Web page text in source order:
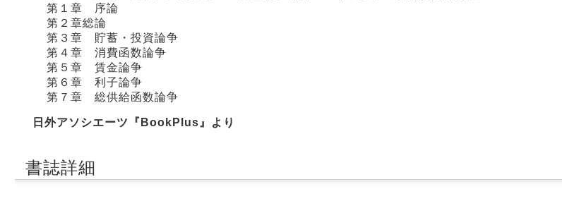
第１章 序論
第２章総論
第３章 貯蓄・投資論争
第４章 消費函数論争
第５章 賃金論争
第６章 利子論争
第７章 総供給函数論争
日外アソシエーツ『BookPlus』より
書誌詳細